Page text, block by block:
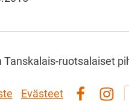
Tanskalais-ruotsalaiset
Evästeet